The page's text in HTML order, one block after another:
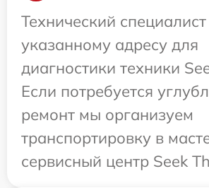
Технический
указанному адресу для
диагностики техники
Если потребуется
ремонт мы организуем
транспортировку в
сервисный центр Seek